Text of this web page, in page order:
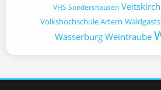
VHS Sondershausen
Volkshochschule Artern
Wasserburg Weintraube